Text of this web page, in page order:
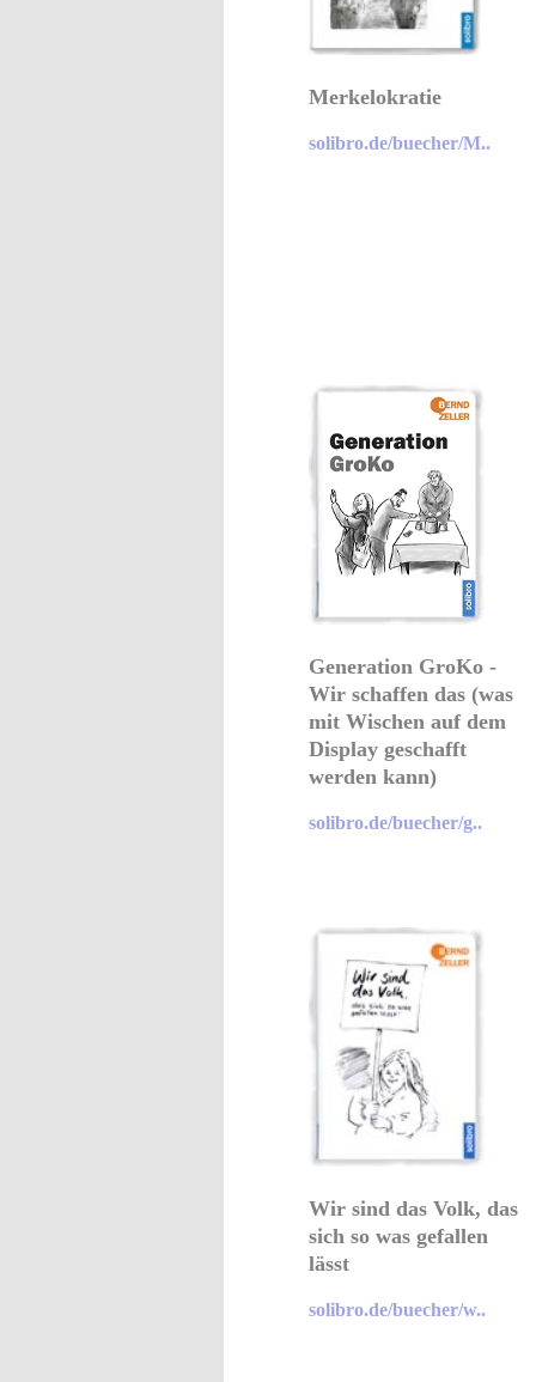
Merkelokratie
solibro.de/buecher/M..
Generation GroKo -
Wir schaffen das (was
mit Wischen auf dem
Display geschafft
werden kann)
solibro.de/buecher/g..
Wir sind das Volk, das
sich so was gefallen
lässt
solibro.de/buecher/w..